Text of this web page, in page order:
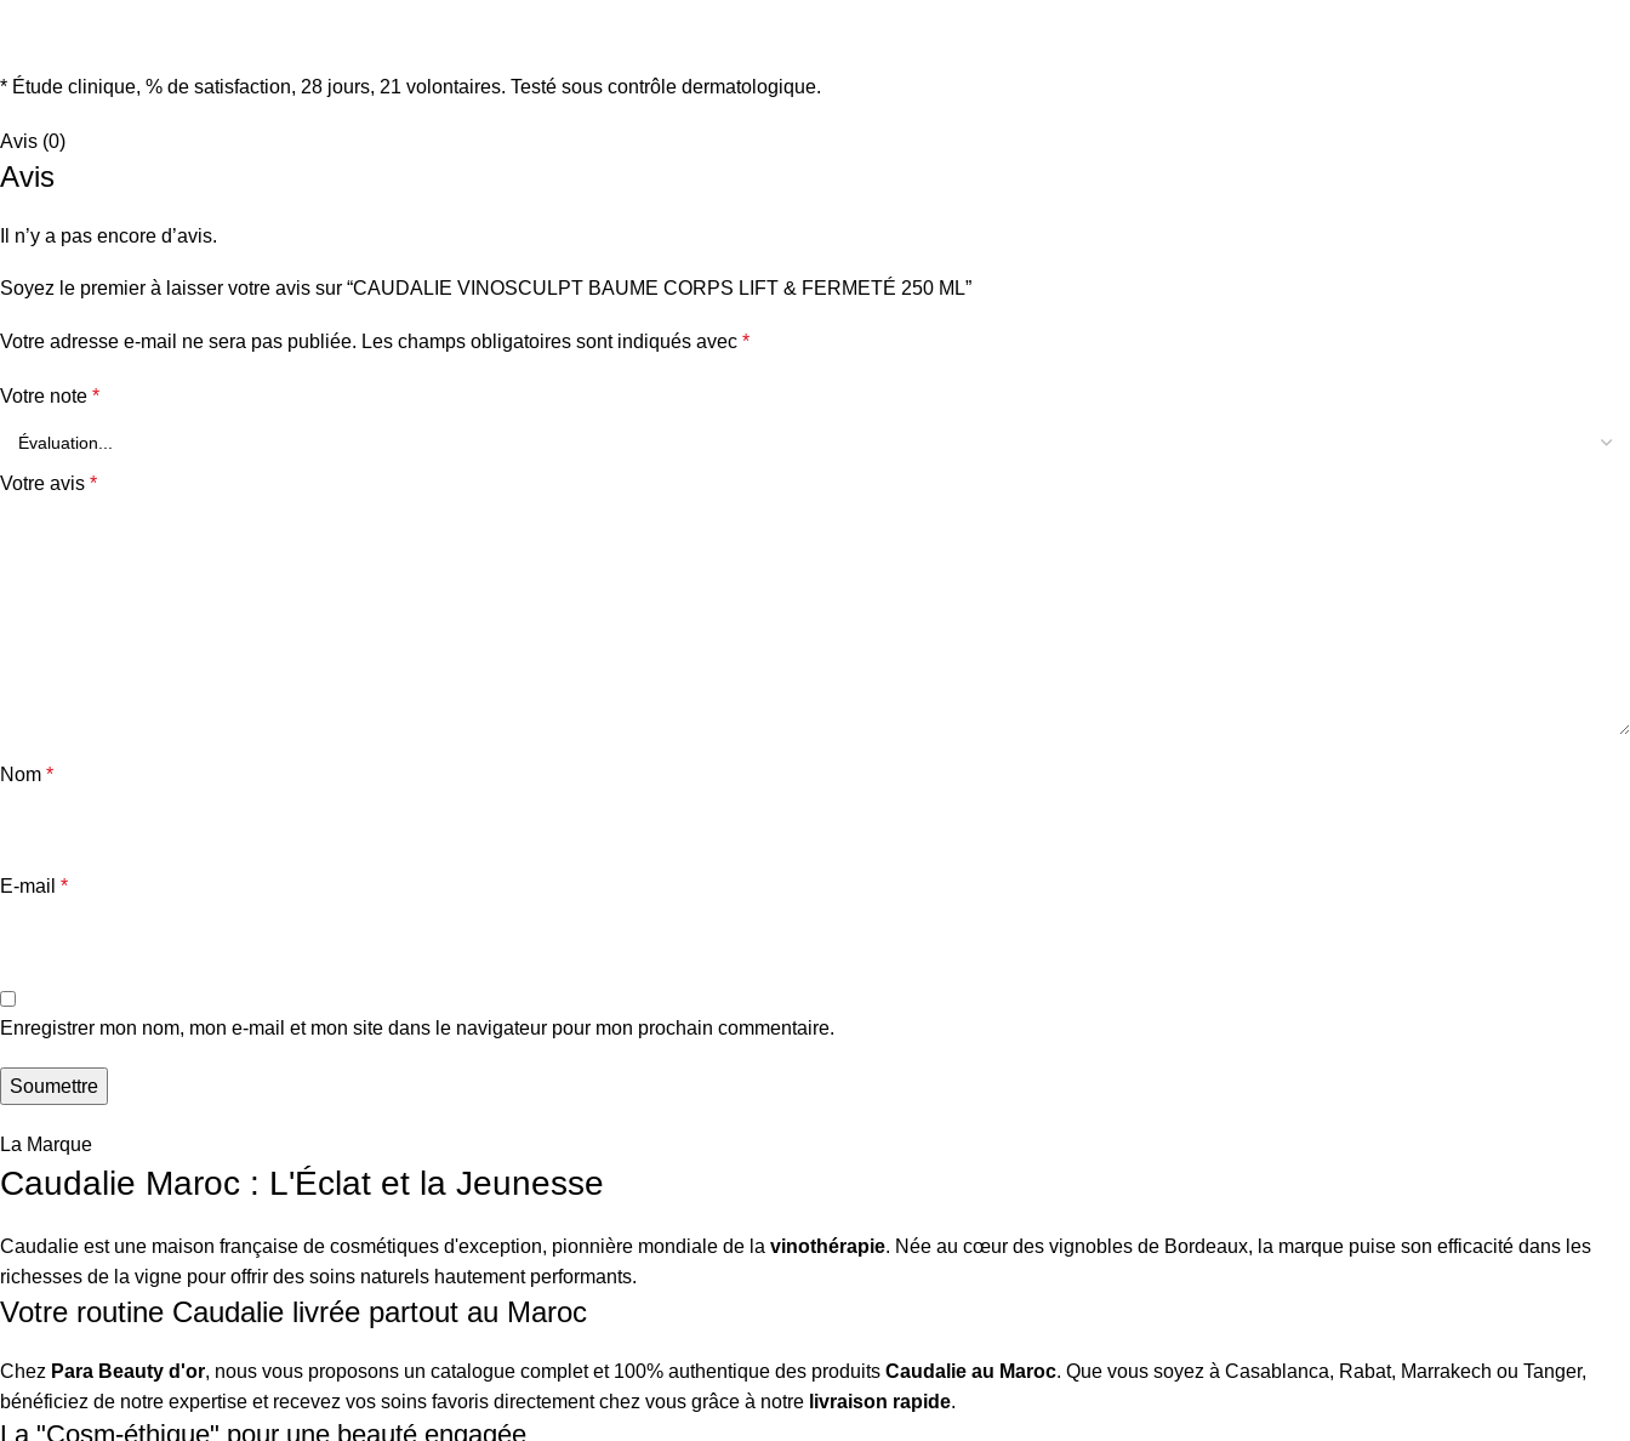
* Étude clinique, % de satisfaction, 28 jours, 21 volontaires. Testé sous contrôle dermatologique.
Avis (0)
Avis
Il n’y a pas encore d’avis.
Soyez le premier à laisser votre avis sur “CAUDALIE VINOSCULPT BAUME CORPS LIFT & FERMETÉ 250 ML”
Votre adresse e-mail ne sera pas publiée. Les champs obligatoires sont indiqués avec *
Votre note *
Votre avis *
Nom *
E-mail *
Enregistrer mon nom, mon e-mail et mon site dans le navigateur pour mon prochain commentaire.
La Marque
Caudalie Maroc : L'Éclat et la Jeunesse
Caudalie est une maison française de cosmétiques d'exception, pionnière mondiale de la vinothérapie. Née au cœur des vignobles de Bordeaux, la marque puise son efficacité dans les
richesses de la vigne pour offrir des soins naturels hautement performants.
Votre routine Caudalie livrée partout au Maroc
Chez Para Beauty d'or, nous vous proposons un catalogue complet et 100% authentique des produits Caudalie au Maroc. Que vous soyez à Casablanca, Rabat, Marrakech ou Tanger,
bénéficiez de notre expertise et recevez vos soins favoris directement chez vous grâce à notre livraison rapide.
La "Cosm-éthique" pour une beauté engagée